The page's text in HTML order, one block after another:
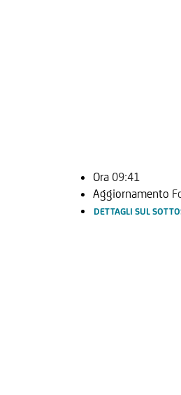
Ora 09:41
Aggiornamento
DETTAGLI SUL